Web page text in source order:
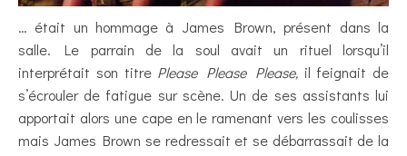
… était un hommage à James Brown, présent dans la
salle. Le parrain de la soul avait un rituel lorsqu’il
interprétait son titre Please Please Please,il feignait de
s’écrouler de fatigue sur scène. Un de ses assistants lui
apportait alors une cape en le ramenant vers les coulisses
mais James Brown se redressait et se débarrassait de la